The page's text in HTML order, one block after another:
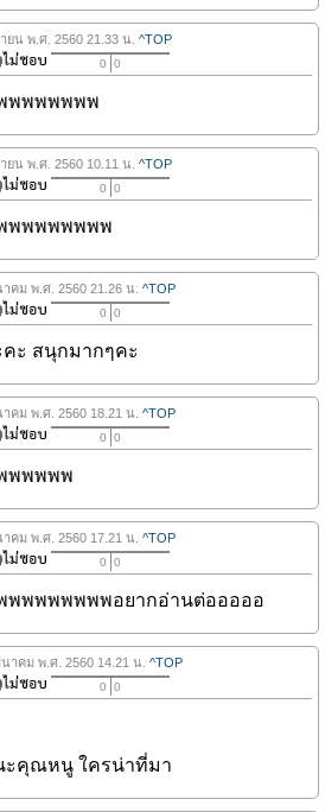
ยน พ.ศ. 2560 21.33 น. ^TOP
0 0
พพพพพพพ
ยน พ.ศ. 2560 10.11 น. ^TOP
0 0
พพพพพพพพ
คม พ.ศ. 2560 21.26 น. ^TOP
0 0
ะ สนุกมากๆคะ
คม พ.ศ. 2560 18.21 น. ^TOP
0 0
พพพพพ
คม พ.ศ. 2560 17.21 น. ^TOP
0 0
พพพพพพพพอยากอ่านต่อออออ
าคม พ.ศ. 2560 14.21 น. ^TOP
0 0
ะคุณหนู ใครน่าที่มา